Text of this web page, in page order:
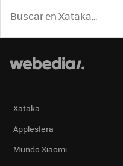
Xataka
Applesfera
Mundo Xiaomi